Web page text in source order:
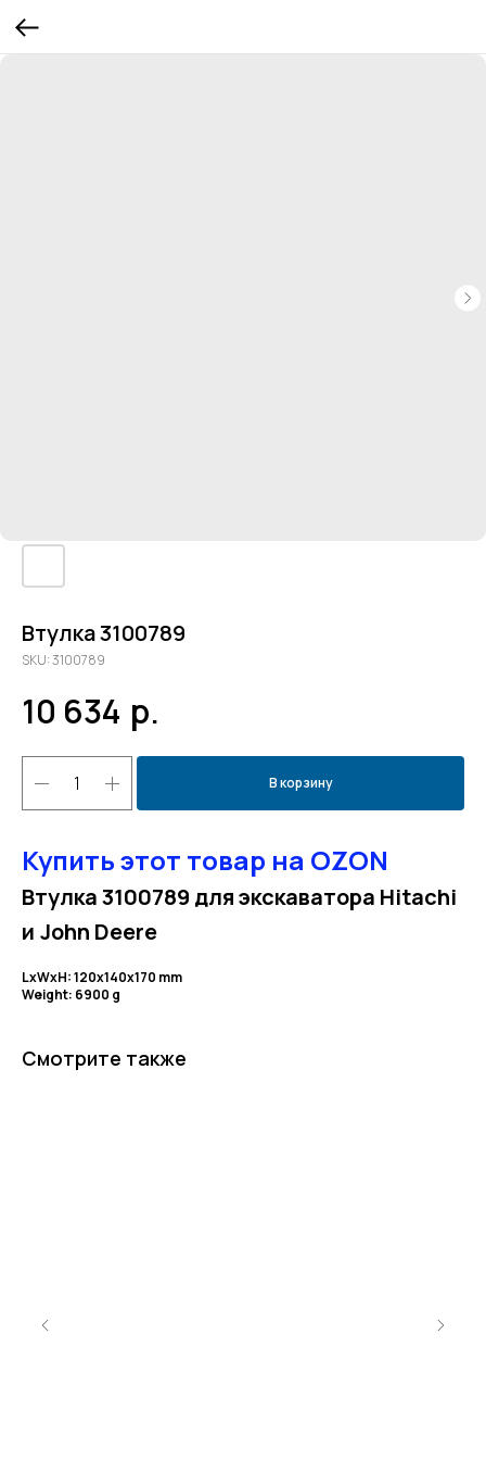
Втулка 3100789
SKU:3100789
10 634 р.
В корзину
Купить этот товар на OZON
Втулка 3100789 для экскаватора Hitachi
и John Deere
LxWxH: 120x140x170 mm
Weight: 6900 g
Смотрите также